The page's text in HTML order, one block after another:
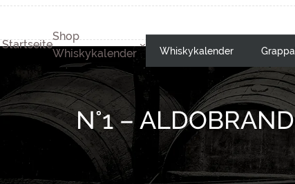
Startseite
Shop
Whiskykalender
Whiskykalender
N°1 –